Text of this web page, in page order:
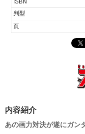
判型
頁
内容紹介
あの画力対決が遂にガン